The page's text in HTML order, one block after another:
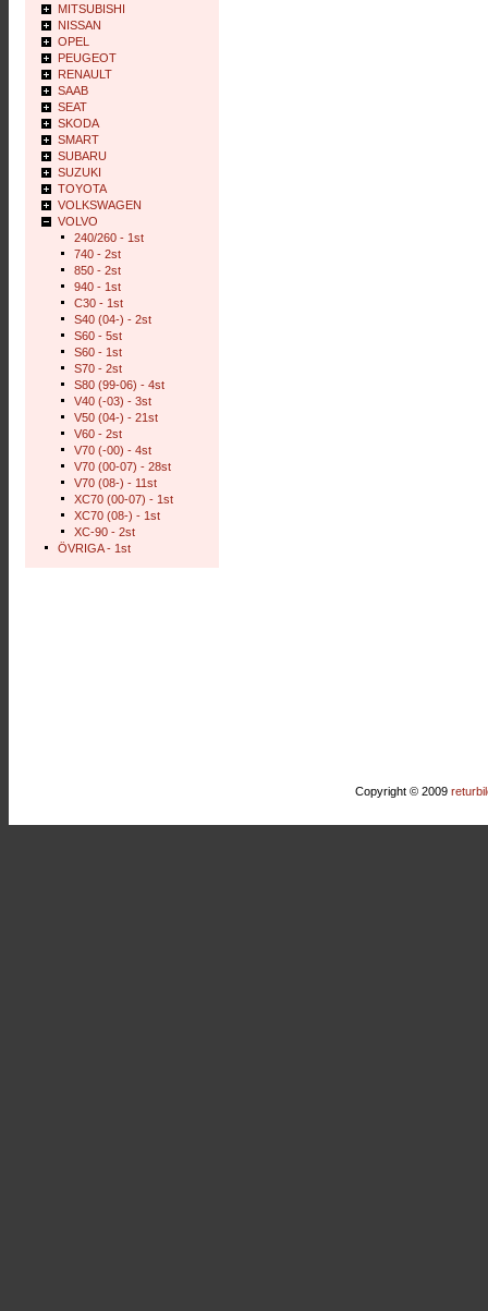
MITSUBISHI
NISSAN
OPEL
PEUGEOT
RENAULT
SAAB
SEAT
SKODA
SMART
SUBARU
SUZUKI
TOYOTA
VOLKSWAGEN
VOLVO
240/260 - 1st
740 - 2st
850 - 2st
940 - 1st
C30 - 1st
S40 (04-) - 2st
S60 - 5st
S60 - 1st
S70 - 2st
S80 (99-06) - 4st
V40 (-03) - 3st
V50 (04-) - 21st
V60 - 2st
V70 (-00) - 4st
V70 (00-07) - 28st
V70 (08-) - 11st
XC70 (00-07) - 1st
XC70 (08-) - 1st
XC-90 - 2st
ÖVRIGA - 1st
Copyright © 2009